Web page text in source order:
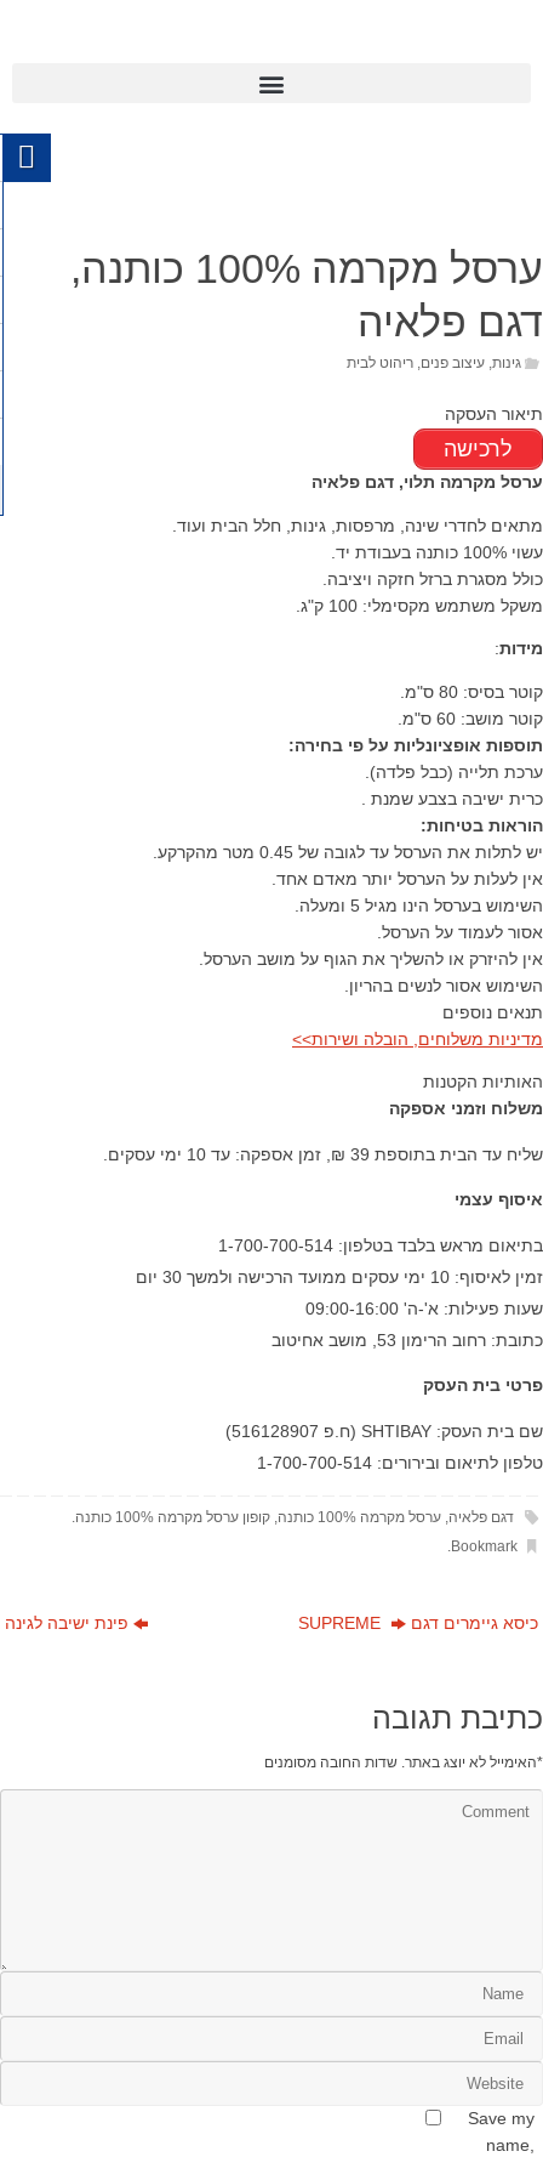
ערסל מקרמה 100% כותנה,
דגם פלאיה
גינות, עיצוב פנים, ריהוט לבית
תיאור העסקה
לרכישה
ערסל מקרמה תלוי, דגם פלאיה
מתאים לחדרי שינה, מרפסות, גינות, חלל הבית ועוד.
עשוי 100% כותנה בעבודת יד.
כולל מסגרת ברזל חזקה ויציבה.
משקל משתמש מקסימלי: 100 ק"ג.
מידות:
קוטר בסיס: 80 ס"מ.
קוטר מושב: 60 ס"מ.
תוספות אופציונליות על פי בחירה:
ערכת תלייה (כבל פלדה).
כרית ישיבה בצבע שמנת .
הוראות בטיחות:
יש לתלות את הערסל עד לגובה של 0.45 מטר מהקרקע.
אין לעלות על הערסל יותר מאדם אחד.
השימוש בערסל הינו מגיל 5 ומעלה.
אסור לעמוד על הערסל.
אין להיזרק או להשליך את הגוף על מושב הערסל.
השימוש אסור לנשים בהריון.
תנאים נוספים
מדיניות משלוחים, הובלה ושירות>>
האותיות הקטנות
משלוח וזמני אספקה
שליח עד הבית בתוספת 39 ₪, זמן אספקה: עד 10 ימי עסקים.
איסוף עצמי
בתיאום מראש בלבד בטלפון: 1-700-700-514
זמין לאיסוף: 10 ימי עסקים ממועד הרכישה ולמשך 30 יום
שעות פעילות: א'-ה' 09:00-16:00
כתובת: רחוב הרימון 53, מושב אחיטוב
פרטי בית העסק
שם בית העסק: SHTIBAY (ח.פ 516128907)
טלפון לתיאום ובירורים: 1-700-700-514
דגם פלאיה, ערסל מקרמה 100% כותנה , קופון ערסל מקרמה 100% כותנה
.
Bookmark
.
פינת ישיבה לגינה כיסא גיימרים דגם SUPREME
כתיבת תגובה
האימייל לא יוצג באתר. שדות החובה מסומנים *
Save my
name,